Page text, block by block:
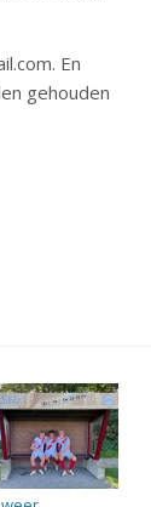
En
gehouden